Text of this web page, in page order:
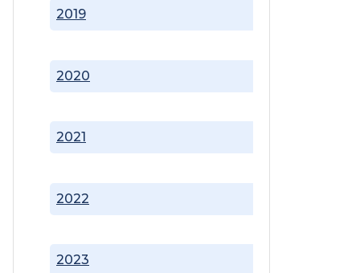
2019
2020
2021
2022
2023